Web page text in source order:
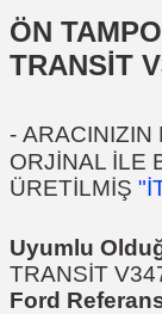
ÖN
TRANSİT
- ARACINIZIN
ORJİNAL İLE
ÜRETİLMİŞ
Uyumlu
TRANSİT
Ford